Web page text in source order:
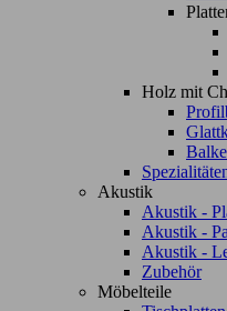
Holz mit
Akustik
Akustik -
Akustik -
Akustik -
Zubehör
Möbelteile